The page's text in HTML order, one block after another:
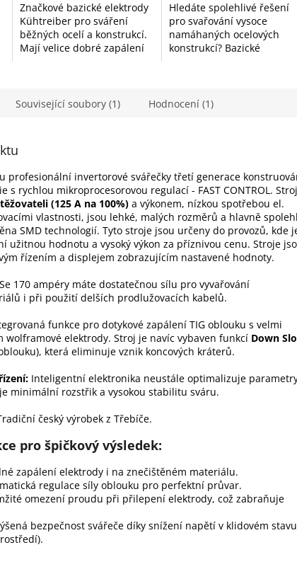
Značkové bazické elektrody
Kühtreiber pro sváření
běžných ocelí a konstrukcí.
Mají velice dobré zapálení
Hledáte spolehlivé řešení
pro svařování vysoce
namáhaných ocelových
konstrukcí? Bazické
kutily, kteří...
Související soubory (1) Hodnocení (1)
profesionální invertorové svářečky třetí generace
s rychlou mikroprocesorovou regulací - FAST CONTROL.
(125 A na 100%) a výkonem, nízkou spotřebou el.
vlastnosti, jsou lehké, malých rozměrů a hlavně
SMD technologií. Tyto stroje jsou určeny do provozů, kde
užitnou hodnotu a vysoký výkon za příznivou cenu. Stroje
řízením a displejem zobrazujícím nastavené hodnoty.
Se 170 ampéry máte dostatečnou sílu pro vyvařování
i při použití delších prodlužovacích kabelů.
funkce pro dotykové zapálení TIG oblouku s velmi
wolframové elektrody. Stroj je navíc vybaven funkcí Down
která eliminuje vznik koncových kráterů.
Inteligentní elektronika neustále optimalizuje
minimální rozstřik a vysokou stabilitu sváru.
český výrobek z Třebíče.
pro špičkový výsledek:
zapálení elektrody i na znečištěném materiálu.
regulace síly oblouku pro perfektní průvar.
omezení proudu při přilepení elektrody, což zabraňuje
bezpečnost svářeče díky snížení napětí v klidovém stavu